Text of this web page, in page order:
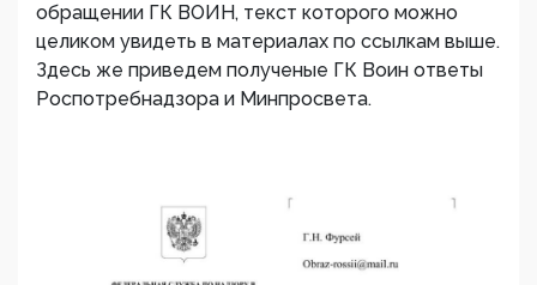
обращении ГК ВОИН, текст которого можно
целиком увидеть в материалах по ссылкам выше.
Здесь же приведем полученые ГК Воин ответы
Роспотребнадзора и Минпросвета.